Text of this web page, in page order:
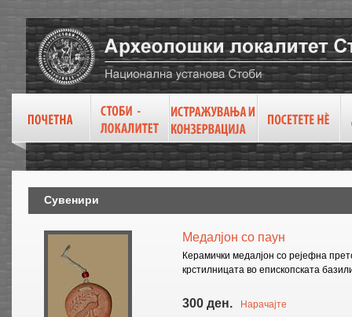
Сувенири
Медалјон со паун
Керамички медалјон со рејефна
крстилницата во епископската
300 ден. Нарачајте